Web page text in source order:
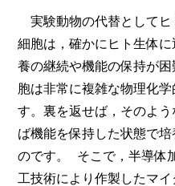
実験動物の代替として
細胞は，確かにヒト生体
養の継続や機能の保持が
胞は非常に複雑な物理化
す。裏を返せば，そのよ
ば機能を保持した状態で
のです。 そこで，半導体
工技術により作製したマ